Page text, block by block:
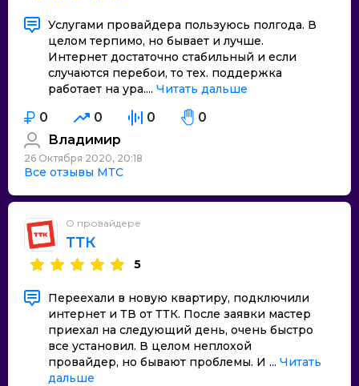
Услугами провайдера пользуюсь полгода. В
целом терпимо, но бывает и лучше.
Интернет достаточно стабильный и если
случаются перебои, то тех. поддержка
работает на ура.... Читать дальше
0 0 0
0
Владимир
26 Октября 2020, 20:18
Все отзывы МТС
О провайдере
ТТК
5
Переехали в новую квартиру, подключили
интернет и ТВ от ТТК. После заявки мастер
приехал на следующий день, очень быстро
все установил. В целом неплохой
провайдер, но бывают проблемы. И ... Читать
дальше